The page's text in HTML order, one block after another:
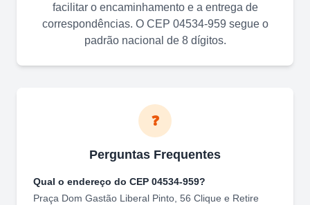
facilitar o encaminhamento e a entrega de
correspondências. O CEP 04534-959 segue o
padrão nacional de 8 dígitos.
❓
Perguntas Frequentes
Qual o endereço do CEP 04534-959?
Praça Dom Gastão Liberal Pinto, 56 Clique e Retire